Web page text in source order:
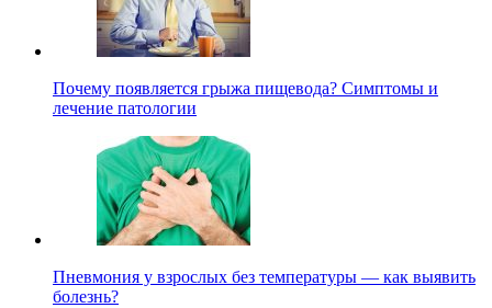
Почему появляется грыжа пищевода? Симптомы и
лечение патологии
Пневмония у взрослых без температуры — как выявить
болезнь?